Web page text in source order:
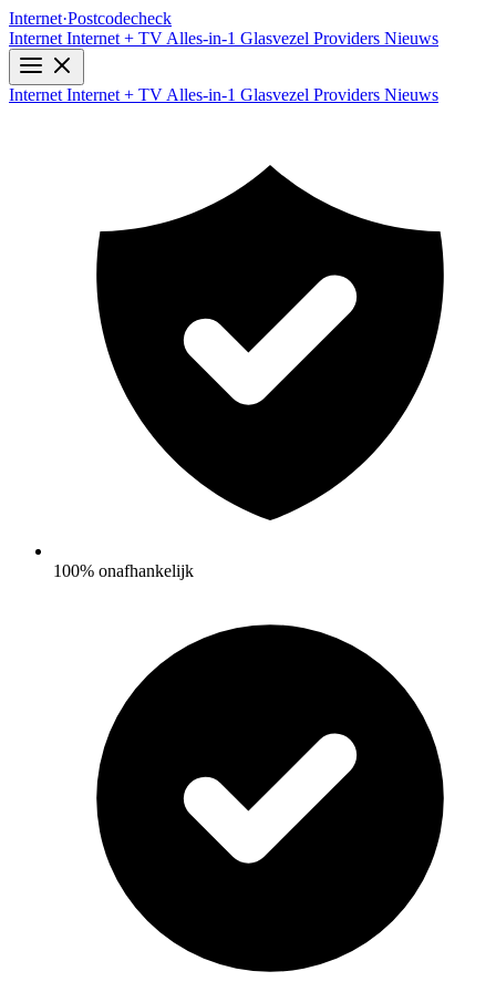
Internet·Postcodecheck
Internet Internet + TV Alles-in-1 Glasvezel Providers Nieuws
Internet Internet + TV Alles-in-1 Glasvezel Providers Nieuws
100% onafhankelijk